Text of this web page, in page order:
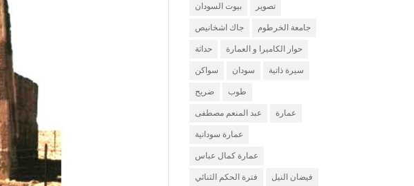
بيوت السودان تصوير
جاك اشخانيص جامعة الخرطوم
حداثة حوار الكاميرا و العمارة
سواكن سودان سيرة ذاتية
ضريح طوب
عبد المنعم مصطفى عمارة
عمارة سودانية
عمارة كمال عباس
فترة الحكم الثنائي فيضان النيل